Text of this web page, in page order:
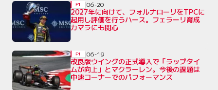
2027年に向けて、フォルナローリをTPCに
起用し評価を行うハース。フェラーリ育成
カマラにも関心
F1 06-20
改良版ウイングの正式導入で「ラップタイ
ムが向上」とマクラーレン。今後の課題は
中速コーナーでのパフォーマンス
F1 06-19